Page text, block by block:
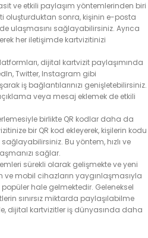
ve etkili paylaşım yöntemlerinden biri
oluşturduktan sonra, kişinin e-posta
ulaşmasını sağlayabilirsiniz. Ayrıca
her iletişimde kartvizitinizi
dijital kartvizit paylaşımında
Twitter, Instagram gibi
iş bağlantılarınızı genişletebilirsiniz.
veya mesaj eklemek de etkili
birlikte QR kodlar daha da
bir QR kod ekleyerek, kişilerin kodu
Bu yöntem, hızlı ve
sağlar.
sürekli olarak gelişmekte ve yeni
mobil cihazların yaygınlaşmasıyla
hale gelmektedir. Geleneksel
sınırsız miktarda paylaşılabilme
dijital kartvizitler iş dünyasında daha